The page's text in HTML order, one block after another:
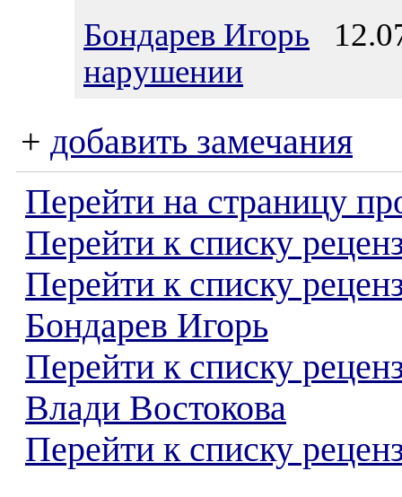
Бондарев Игорь
нарушении
+ добавить замечания
Перейти на страницу
Перейти к списку
Перейти к списку
Бондарев Игорь
Перейти к списку
Влади Востокова
Перейти к списку